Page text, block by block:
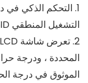
1. التحكم الذكي
التشغيل المنطقي PID ، تحكم موثوق في درجة الحرارة ؛
المحددة ، ودرجة
الموثوق في درجة